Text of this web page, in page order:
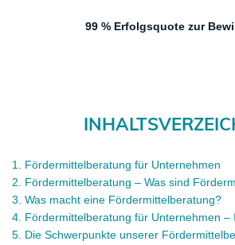
99 % Erfolgsquote zur
1. Fördermittelberatung für Unternehmen
2. Fördermittelberatung – Was sind
3. Was macht eine Fördermittelberatung?
4 Fördermittelberatung für Unternehmen –
5 Die Schwerpunkte unserer